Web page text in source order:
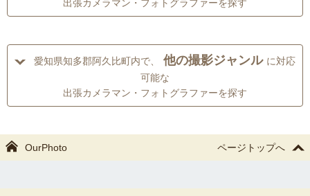
出張カメラマン・フォトグラファーを探す
愛知県知多郡阿久比町内で、 他の撮影ジャンル に対応
可能な
出張カメラマン・フォトグラファーを探す
OurPhoto ページトップへ